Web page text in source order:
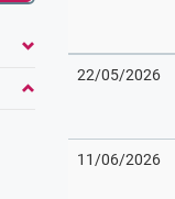
22/05/2026
11/06/2026